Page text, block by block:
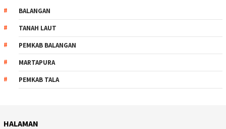
BALANGAN
TANAH LAUT
PEMKAB BALANGAN
MARTAPURA
PEMKAB TALA
HALAMAN